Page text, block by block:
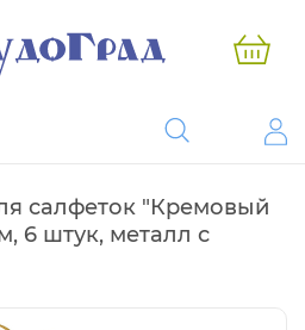
салфеток "Кремовый
6 штук, металл с